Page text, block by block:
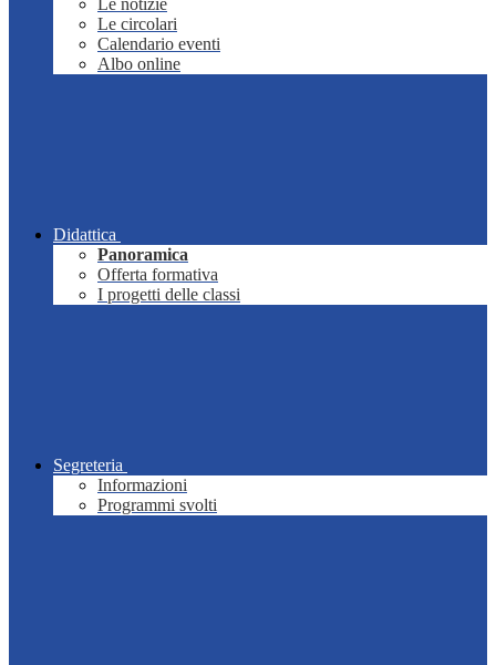
Le notizie
Le circolari
Calendario eventi
Albo online
Didattica
Panoramica
Offerta formativa
I progetti delle classi
Segreteria
Informazioni
Programmi svolti